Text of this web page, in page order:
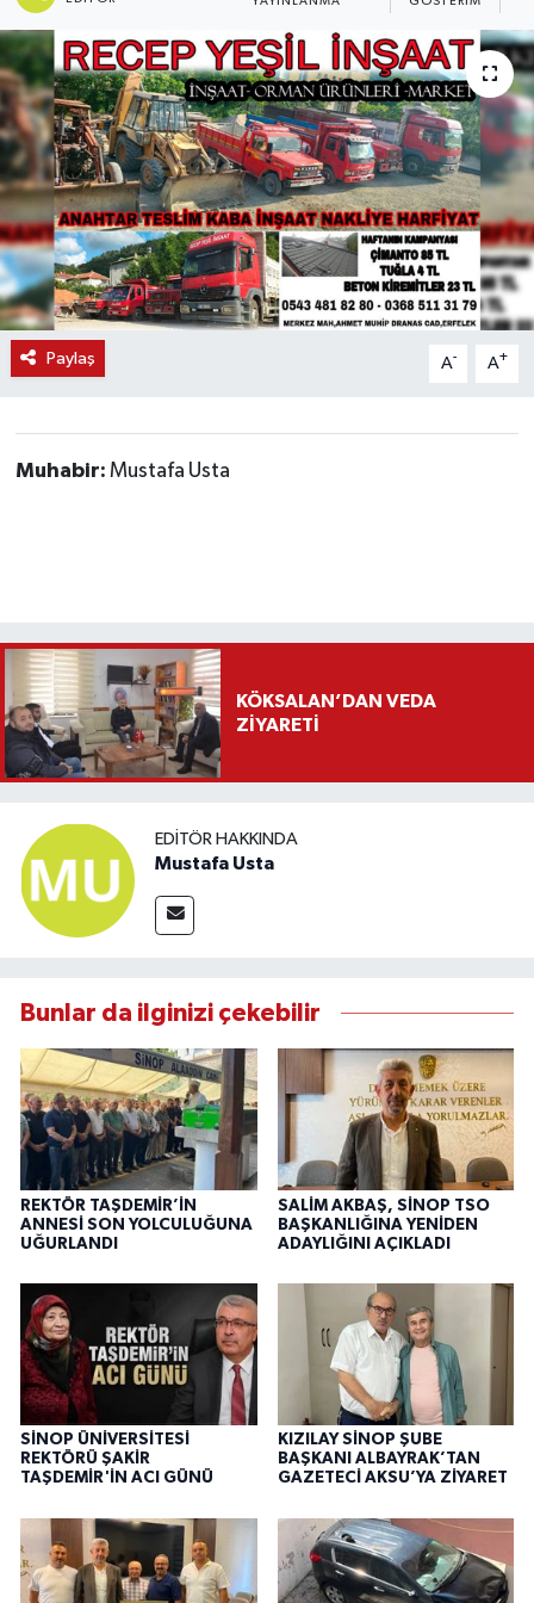
Paylaş A- A+
Muhabir: Mustafa Usta
KÖKSALAN’DAN VEDA
ZİYARETİ
EDITÖR HAKKINDA
Mustafa Usta
Bunlar da ilginizi çekebilir
REKTÖR TAŞDEMİR’İN
ANNESİ SON YOLCULUĞUNA
UĞURLANDI
SALİM AKBAŞ, SİNOP TSO
BAŞKANLIĞINA YENİDEN
ADAYLIĞINI AÇIKLADI
SİNOP ÜNİVERSİTESİ
REKTÖRÜ ŞAKİR
TAŞDEMİR'İN ACI GÜNÜ
KIZILAY SİNOP ŞUBE
BAŞKANI ALBAYRAK’TAN
GAZETECİ AKSU’YA ZİYARET